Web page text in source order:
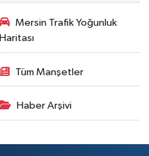
Mersin Trafik Yoğunluk
Haritası
Tüm Manşetler
Haber Arşivi